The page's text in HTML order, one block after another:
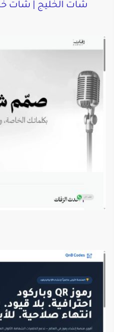
شات الخليج | شات